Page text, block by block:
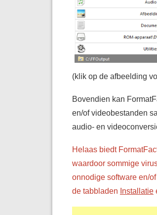
(klik op de afbeelding
Bovendien kan
en/of videobestanden
audio- en
Helaas biedt
waardoor sommige
onnodige software en/
de tabbladen Installatie